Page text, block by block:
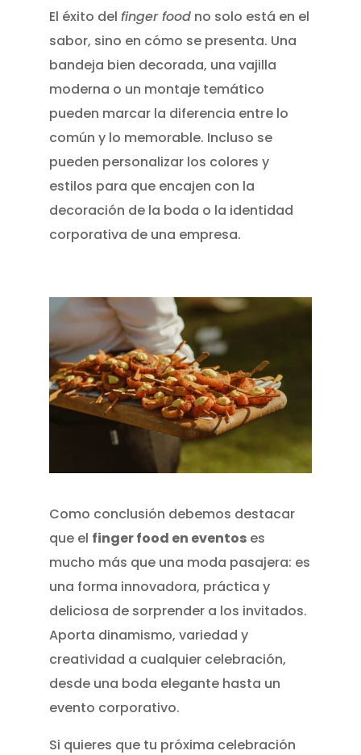
El éxito del finger foodno solo está en el
sabor, sino en cómo se presenta. Una
bandeja bien decorada, una vajilla
moderna o un montaje temático
pueden marcar la diferencia entre lo
común y lo memorable. Incluso se
pueden personalizar los colores y
estilos para que encajen con la
decoración de la boda o la identidad
corporativa de una empresa.
Como conclusión debemos destacar
que el finger food en eventoses
mucho más que una moda pasajera: es
una forma innovadora, práctica y
deliciosa de sorprender a los invitados.
Aporta dinamismo, variedad y
creatividad a cualquier celebración,
desde una boda elegante hasta un
evento corporativo.
Si quieres que tu próxima celebración